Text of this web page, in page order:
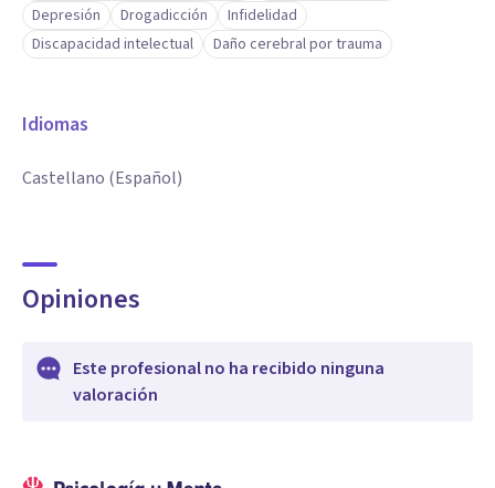
Depresión
Drogadicción
Infidelidad
Discapacidad intelectual
Daño cerebral por trauma
Idiomas
Castellano (Español)
Opiniones
Este profesional no ha recibido ninguna
valoración